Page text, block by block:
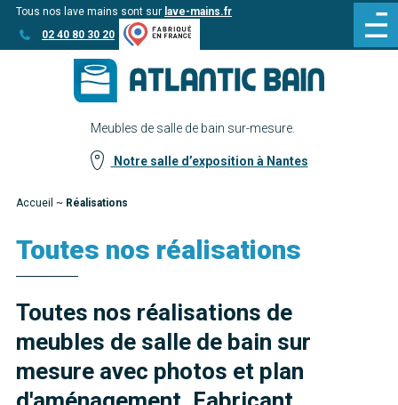
Aller
au
Aller au
contenu
Tous nos lave mains sont sur lave-mains.fr
02 40 80 30 20
Meubles de salle de bain sur-mesure.
Notre salle d’exposition à Nantes
Accueil ~ Réalisations
Toutes nos réalisations
Toutes nos réalisations de
meubles de salle de bain sur
mesure avec photos et plan